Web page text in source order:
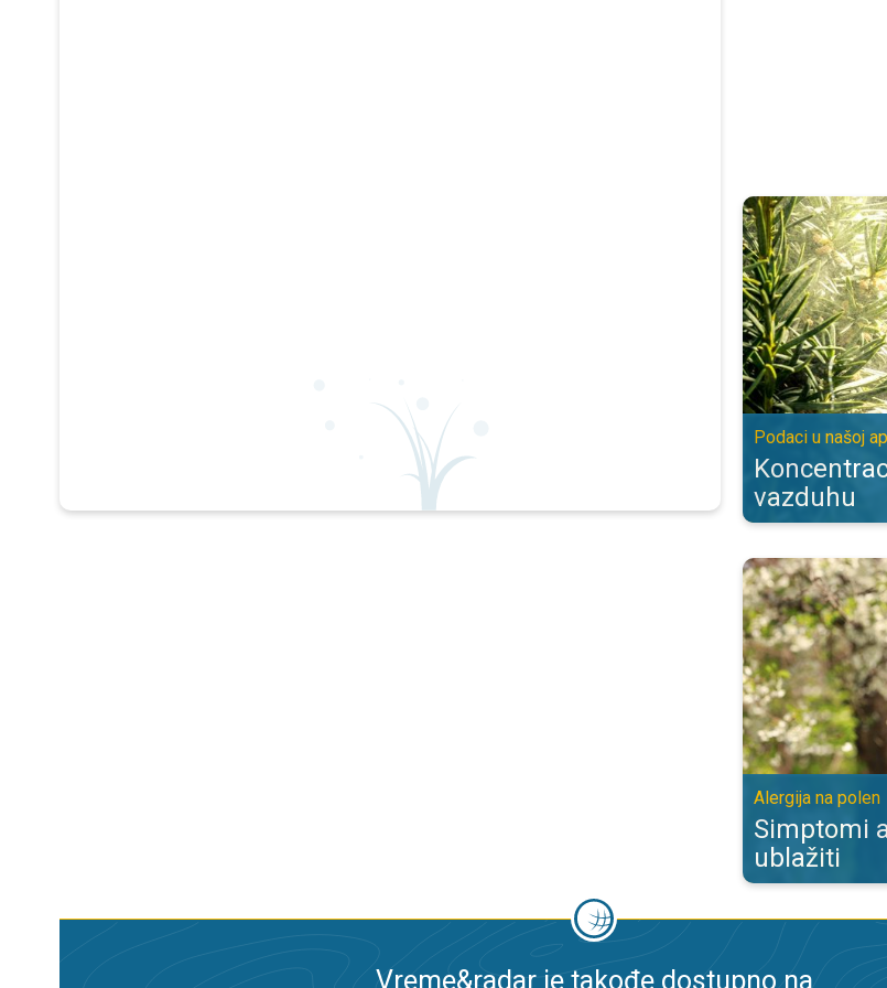
Koncentracija
Podaci u našoj
vazduhu
Simptomi alergije i
Alergija na polen
Simptomi
ublažiti
Vreme&radar je takođe dostupno na